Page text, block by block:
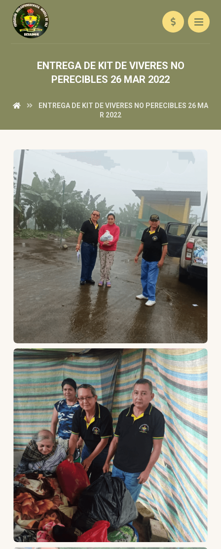
ENTREGA DE KIT DE VIVERES NO
PERECIBLES 26 MAR 2022
ENTREGA DE KIT DE VIVERES NO PERECIBLES 26 MA
R 2022